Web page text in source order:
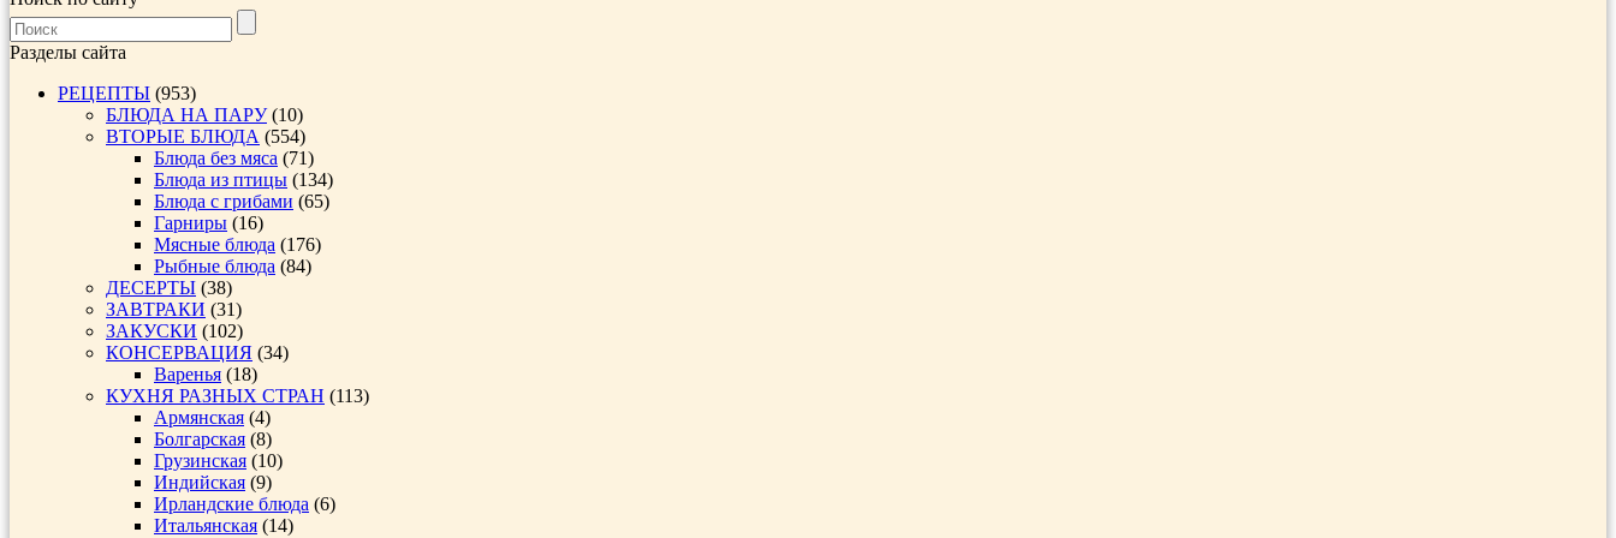
Разделы сайта
РЕЦЕПТЫ (953)
БЛЮДА НА ПАРУ(10)
ВТОРЫЕ БЛЮДА (554)
Блюда без мяса (71)
Блюда из птицы (134)
Блюда с грибами (65)
Гарниры (16)
Мясные блюда (176)
Рыбные блюда (84)
ДЕСЕРТЫ (38)
ЗАВТРАКИ (31)
ЗАКУСКИ (102)
КОНСЕРВАЦИЯ (34)
Варенья (18)
КУХНЯ РАЗНЫХ СТРАН (113)
Армянская (4)
Болгарская (8)
Грузинская (10)
Индийская (9)
Ирландские блюда (6)
Итальянская (14)